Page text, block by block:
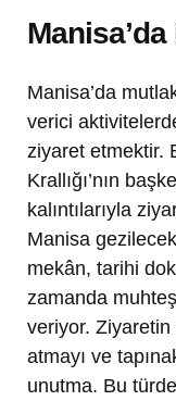
Manisa’da
Manisa’da
verici
ziyaret etmektir.
Krallığı’nın
kalıntılarıyla
Manisa
mekân, tarihi
zamanda
veriyor. Ziyaretin
atmayı ve
unutma. Bu